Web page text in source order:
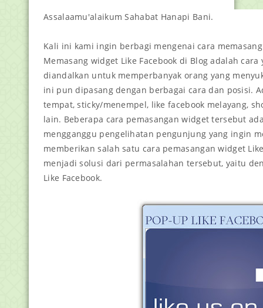
Assalaamu'alaikum Sahabat Hanapi Bani.
Kali ini kami ingin berbagi mengenai cara
Memasang widget Like Facebook di Blog adalah
diandalkan untuk memperbanyak orang yang
ini pun dipasang dengan berbagai cara dan posisi.
tempat, sticky/menempel, like facebook melayang,
lain. Beberapa cara pemasangan widget tersebut
mengganggu pengelihatan pengunjung yang ingin
memberikan salah satu cara pemasangan widget
menjadi solusi dari permasalahan tersebut, yaitu
Like Facebook.